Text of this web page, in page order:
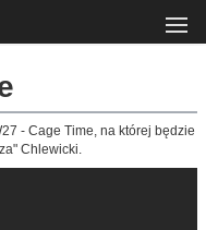
- Cage Time, na której będzie
Chlewicki.